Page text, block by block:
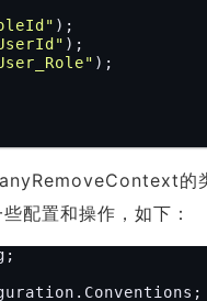
);
);
);
配置和操作，如下：